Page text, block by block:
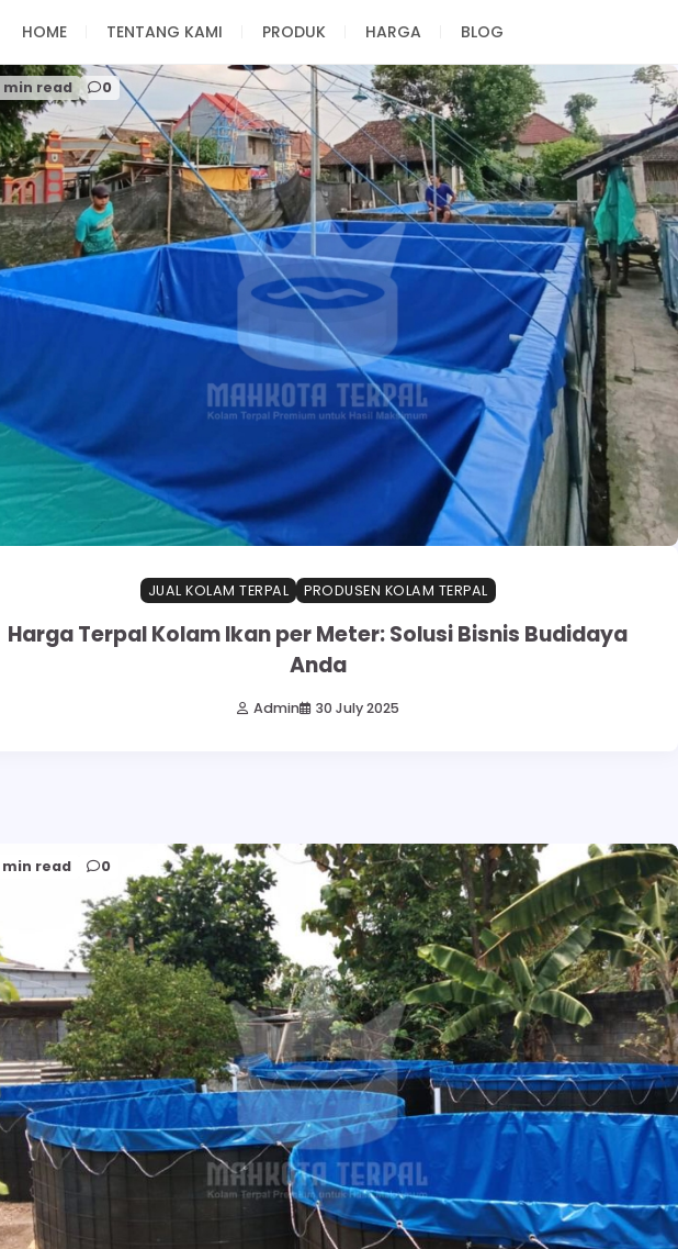
HOME TENTANG KAMI PRODUK HARGA BLOG
min read 0
JUAL KOLAM TERPAL PRODUSEN KOLAM TERPAL
Harga Terpal Kolam Ikan per Meter: Solusi Bisnis Budidaya
Anda
Admin 30 July 2025
min read 0